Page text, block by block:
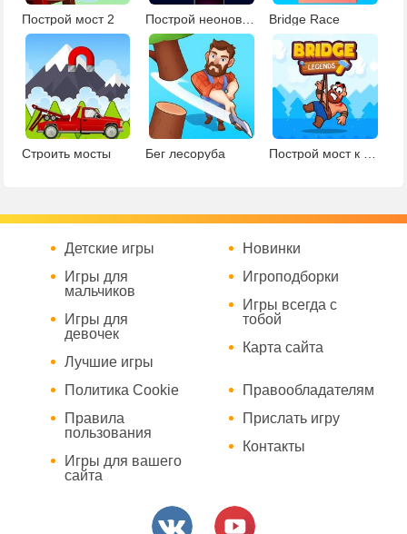
Построй мост 2 Построй неоновый мост Bridge Race
Строить мосты Бег лесоруба
Детские игры
Игры для
мальчиков
Игры для
девочек
Лучшие игры
Новинки
Игроподборки
Игры всегда с
тобой
Карта сайта
Политика Cookie
Правила
пользования
Игры для вашего
сайта
Правообладателям
Прислать игру
Контакты